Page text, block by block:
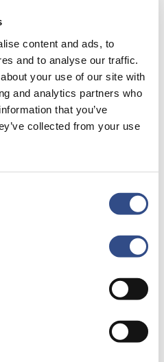
content and ads, to
and to analyse our traffic.
your use of our site with
and analytics partners who
that you’ve
collected from your use